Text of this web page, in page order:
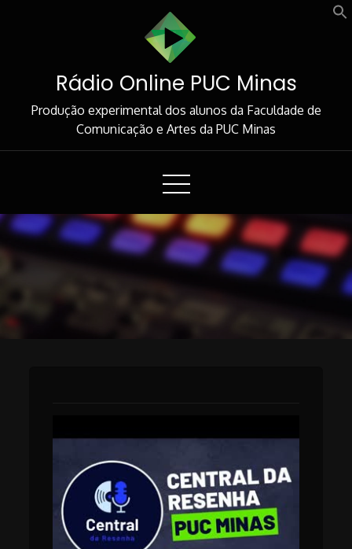
Rádio Online PUC Minas
Produção experimental dos alunos da Faculdade de
Comunicação e Artes da PUC Minas